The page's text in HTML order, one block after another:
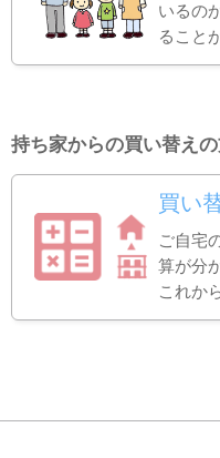
いるの
ること
持ち家からの買い替え
買い
ご自宅
算が分
これか